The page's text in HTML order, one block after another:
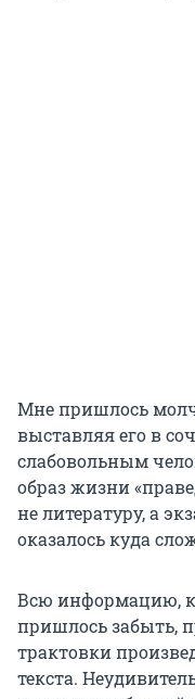
Мне пришлось
выставляя его в
слабовольным
образ жизни
не литературу, а
оказалось куда
Всю информацию,
пришлось забыть,
трактовки
текста.